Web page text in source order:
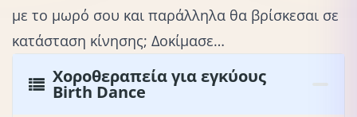
με το μωρό σου και παράλληλα θα βρίσκεσαι σε
κατάσταση κίνησης; Δοκίμασε…
Χοροθεραπεία για εγκύους
Birth Dance